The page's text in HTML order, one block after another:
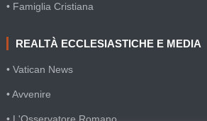
• Famiglia Cristiana
REALTÀ ECCLESIASTICHE E MEDIA
• Vatican News
• Avvenire